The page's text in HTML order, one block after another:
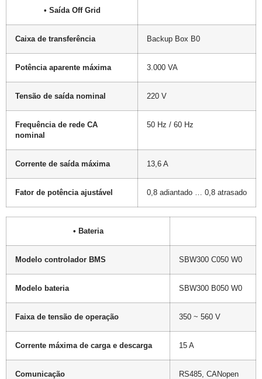
• Saída Off Grid
Caixa de transferência Backup Box B0
Potência aparente máxima 3.000 VA
Tensão de saída nominal 220 V
Frequência de rede CA
nominal
50 Hz / 60 Hz
Corrente de saída máxima 13,6 A
Fator de potência ajustável 0,8 adiantado … 0,8 atrasado
• Bateria
Modelo controlador BMS SBW300 C050 W0
Modelo bateria SBW300 B050 W0
Faixa de tensão de operação 350 ~ 560 V
Corrente máxima de carga e descarga 15 A
Comunicação RS485, CANopen